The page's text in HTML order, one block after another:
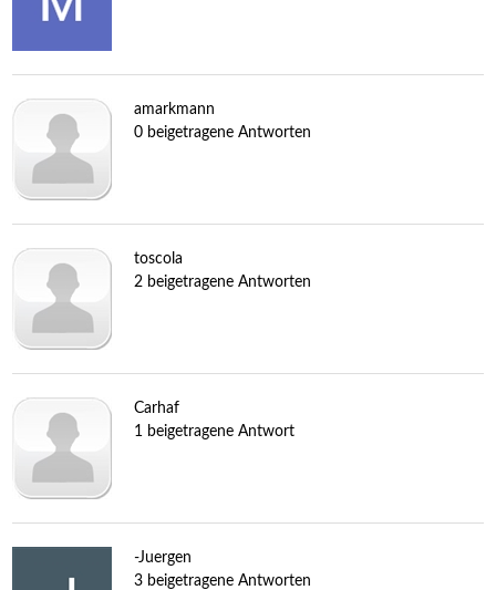
amarkmann
0 beigetragene Antworten
toscola
2 beigetragene Antworten
Carhaf
1 beigetragene Antwort
-Juergen
3 beigetragene Antworten